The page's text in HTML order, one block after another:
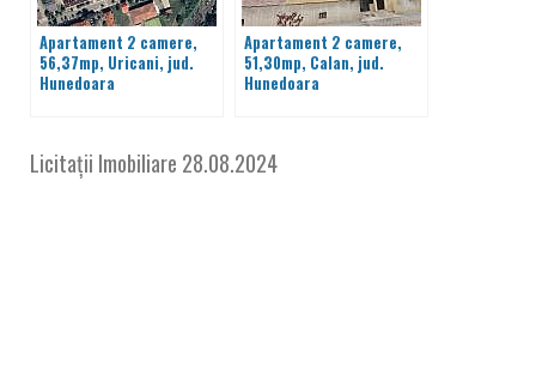
Apartament 2 camere,
56,37mp, Uricani, jud.
Hunedoara
Apartament 2 camere,
51,30mp, Calan, jud.
Hunedoara
Licitații Imobiliare 28.08.2024